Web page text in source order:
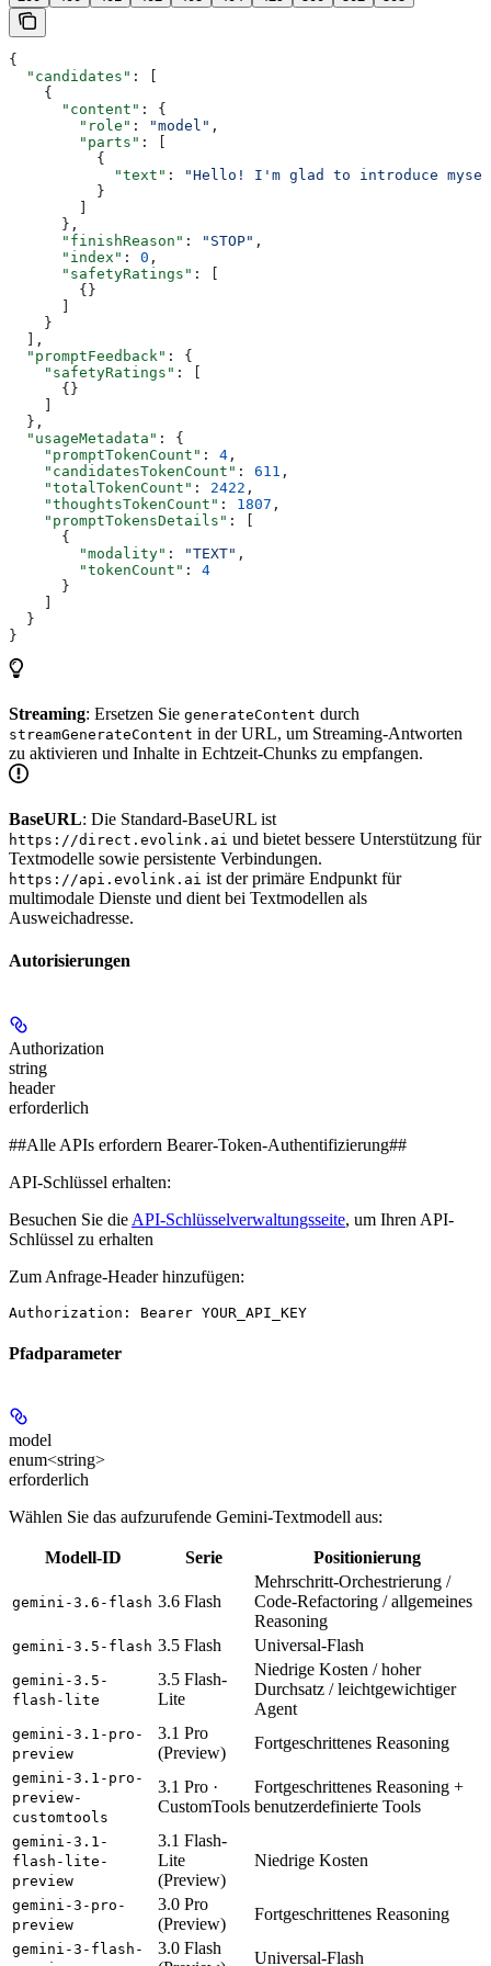
{
  "candidates"
: [
    {
      "content"
: {
        "role"
: "model" ,
        "parts"
: [
          {
            "text"
:
"Hello! I'm glad to introduce
          }
      },
      "finishReason"
: "STOP" ,
      "index"
: 0 ,
      "safetyRatings"
: [
        {}
    }
  ],
  "promptFeedback"
: {
    "safetyRatings"
: [
      {}
  },
  "usageMetadata"
: {
    "promptTokenCount"
: 4 ,
    "candidatesTokenCount"
: 611 ,
    "totalTokenCount"
: 2422 ,
    "thoughtsTokenCount"
: 1807 ,
    "promptTokensDetails"
: [
      {
        "modality"
: "TEXT" ,
        "tokenCount"
: 4
      }
  }
}
Streaming: Ersetzen Sie generateContent durch
streamGenerateContent in der URL, um Streaming-Antworten
zu aktivieren und Inhalte in Echtzeit-Chunks zu empfangen.
BaseURL: Die Standard-BaseURL ist
https://direct.evolink.ai und bietet bessere Unterstützung für
Textmodelle sowie persistente Verbindungen.
https://api.evolink.ai ist der primäre Endpunkt für
multimodale Dienste und dient bei Textmodellen als
Ausweichadresse.
Autorisierungen
Authorization
string
header
erforderlich
##Alle APIs erfordern Bearer-Token-Authentifizierung##
API-Schlüssel erhalten:
Besuchen Sie die API-Schlüsselverwaltungsseite, um Ihren API-
Schlüssel zu erhalten
Zum Anfrage-Header hinzufügen:
Authorization: Bearer YOUR_API_KEY
Pfadparameter
model
enum<string>
erforderlich
Wählen Sie das aufzurufende Gemini-Textmodell aus:
Modell-ID Serie Positionierung
gemini-3.6-flash 3.6 Flash
Mehrschritt-Orchestrierung /
Code-Refactoring / allgemeines
Reasoning
gemini-3.5-flash 3.5 Flash Universal-Flash
gemini-3.5-
flash-lite
3.5 Flash-
Lite
Niedrige Kosten / hoher
Durchsatz / leichtgewichtiger
Agent
gemini-3.1-pro-
preview
3.1 Pro
(Preview)
Fortgeschrittenes Reasoning
gemini-3.1-pro-
preview-
customtools
3.1 Pro ·
CustomTools
Fortgeschrittenes Reasoning +
benutzerdefinierte Tools
gemini-3.1-
flash-lite-
preview
3.1 Flash-
Lite
(Preview)
Niedrige Kosten
gemini-3-pro-
preview
3.0 Pro
(Preview)
Fortgeschrittenes Reasoning
gemini-3-flash-
3.0 Flash
Universal-Flash